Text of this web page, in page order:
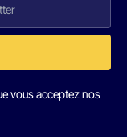
vous acceptez nos